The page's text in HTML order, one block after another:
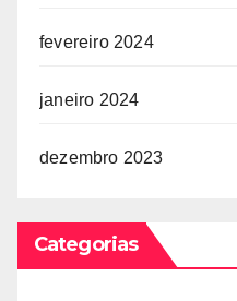
fevereiro 2024
janeiro 2024
dezembro 2023
Categorias